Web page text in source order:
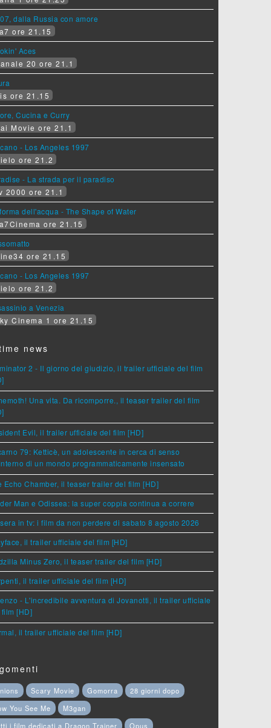
dalla Russia con amore
ore 21.15
Aces
20 ore 21.1
ore 21.15
Cucina e Curry
Movie ore 21.1
- Los Angeles 1997
ore 21.2
- La strada per il paradiso
2000 ore 21.1
dell'acqua - The Shape of Water
ore 21.15
ore 21.15
- Los Angeles 1997
ore 21.2
a Venezia
Cinema 1 ore 21.15
news
2 - Il giorno del giudizio, il trailer ufficiale del film
Una vita. Da ricomporre., il teaser trailer del film
Evil, il trailer ufficiale del film [HD]
79: Ketticè, un adolescente in cerca di senso
di un mondo programmaticamente insensato
Echo Chamber, il teaser trailer del film [HD]
Man e Odissea: la super coppia continua a correre
in tv: i film da non perdere di sabato 8 agosto 2026
il trailer ufficiale del film [HD]
Minus Zero, il teaser trailer del film [HD]
il trailer ufficiale del film [HD]
- L'incredibile avventura di Jovanotti, il trailer ufficiale
[HD]
il trailer ufficiale del film [HD]
Scary Movie Gomorra
28 giorni dopo
You See Me
M3gan
i film dedicati a Dragon Trainer
Opus